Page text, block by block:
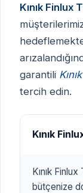
Kınık Finlux
garantili
tercih edin.
Kınık
Kınık
bütçenize